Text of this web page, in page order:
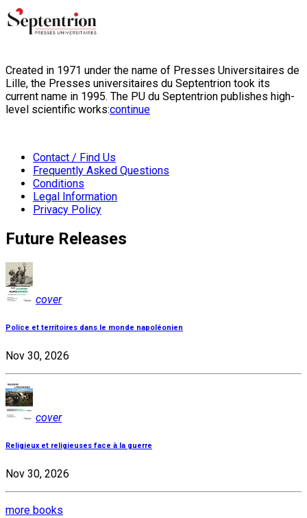
Created in 1971 under the name of Presses Universitaires de
Lille, the Presses universitaires du Septentrion took its
current name in 1995. The PU du Septentrion publishes high-
level scientific works:continue
Contact / Find Us
Frequently Asked Questions
Conditions
Legal Information
Privacy Policy
Future Releases
cover
Police et territoires dans le monde napoléonien
Nov 30, 2026
cover
Religieux et religieuses face à la guerre
Nov 30, 2026
more books